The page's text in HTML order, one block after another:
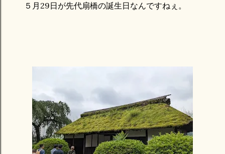
５月29日が先代扇橋の誕生日なんですねぇ。